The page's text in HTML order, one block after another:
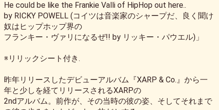
He could be like the Frankie Valli of HipHop out here..
by RICKY POWELL (コイツは音楽家のシャープだ、良く聞け
奴はヒップホップ界の
フランキー・ヴァリになるぜ!! by リッキー・パウエル)」
※リリックシート付き.
昨年リリースしたデビューアルバム『XARP & Co.』から一
年と少しを経てリリースされるXARPの
2ndアルバム。前作が、その当時の彼の姿、そしてそれまで